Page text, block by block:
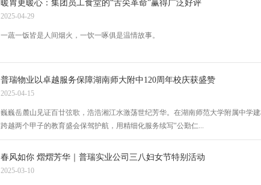
暖胃更暖心：集团员工食堂的“舌尖革命”赢得广泛好评
2025-04-29
一蔬一饭皆是人间烟火，一饮一啄俱是温情故事。
普瑞物业以卓越服务保障湖南师大附中120周年校庆获盛赞
2025-04-15
巍巍岳麓山见证百廿弦歌，浩浩湘江水激荡世纪芳华。在湖南师范大学附属中学
跨越两个甲子的教育盛会保驾护航，用精细化服务续写"公勤仁...
春风如你 熠熠芳华｜普瑞实业公司三八妇女节特别活动
2025-03-10